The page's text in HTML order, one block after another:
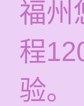
福州
程
验。